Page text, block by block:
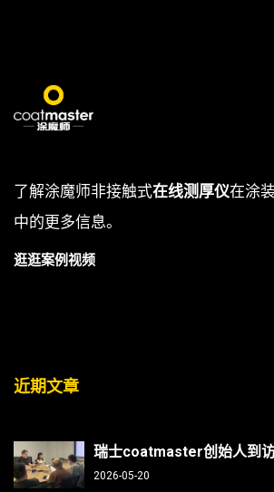
了解涂魔师非接触式在线测厚仪在涂
中的更多信息。
逛逛案例视频
近期文章
2026-05-20